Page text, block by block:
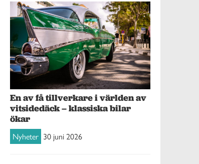
En av få tillverkare i världen av
vitsidedäck – klassiska bilar
ökar
Nyheter 30 juni 2026